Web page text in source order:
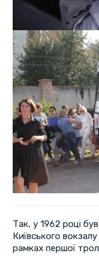
Так, у 1962 році
Київського
рамках першої